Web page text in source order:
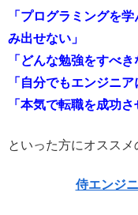
「プログラミングを
み出せない」
「どんな勉強をすべ
「自分でもエンジニ
「本気で転職を成功さ
といった方にオススメ
侍エンジ